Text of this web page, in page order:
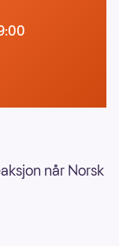
når Norsk